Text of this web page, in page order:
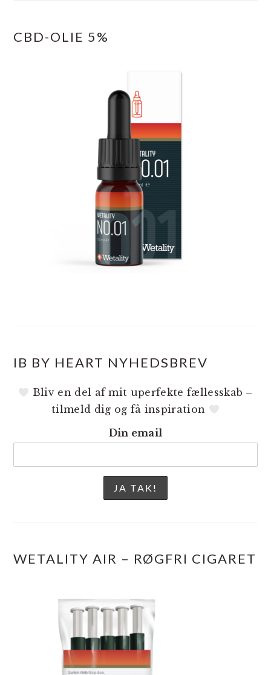
CBD-OLIE 5%
IB BY HEART NYHEDSBREV
Bliv en del af mit uperfekte fællesskab –
tilmeld dig og få inspiration
Din email
WETALITY AIR – RØGFRI CIGARET